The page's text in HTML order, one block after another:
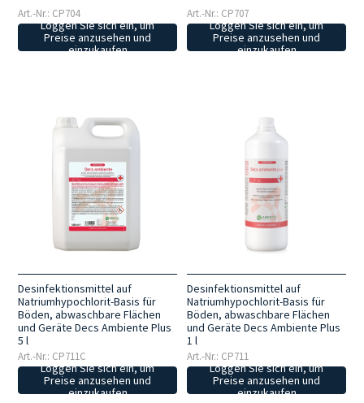
Art.-Nr.: CP704
Loggen Sie sich ein, um
Preise anzusehen und
einzukaufen
Art.-Nr.: CP707
Loggen Sie sich ein, um
Preise anzusehen und
einzukaufen
Desinfektionsmittel auf
Natriumhypochlorit-Basis für
Böden, abwaschbare Flächen
und Geräte Decs Ambiente Plus
5 l
Art.-Nr.: CP711C
Loggen Sie sich ein, um
Preise anzusehen und
einzukaufen
Desinfektionsmittel auf
Natriumhypochlorit-Basis für
Böden, abwaschbare Flächen
und Geräte Decs Ambiente Plus
1 l
Art.-Nr.: CP711
Loggen Sie sich ein, um
Preise anzusehen und
einzukaufen